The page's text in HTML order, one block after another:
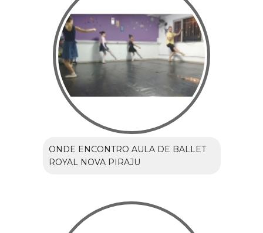
ONDE ENCONTRO AULA DE BALLET
ROYAL NOVA PIRAJU